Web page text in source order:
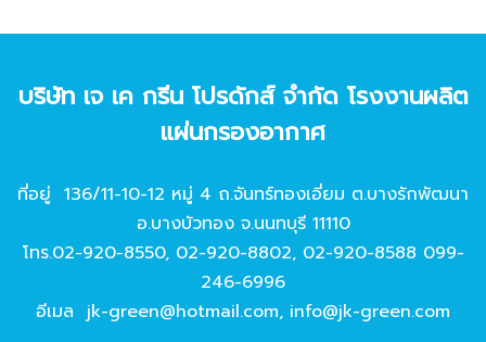
บริษัท เจ เค กรีน โปรดักส์ จํากัด โรงงานผลิต
แผ่นกรองอากาศ
ที่อยู่ 136/11-10-12 หมู่ 4 ถ.จันทร์ทองเอี่ยม ต.บางรักพัฒนา
อ.บางบัวทอง จ.นนทบุรี 11110
โทร.02-920-8550, 02-920-8802, 02-920-8588 099-
246-6996
อีเมล jk-green@hotmail.com, info@jk-green.com